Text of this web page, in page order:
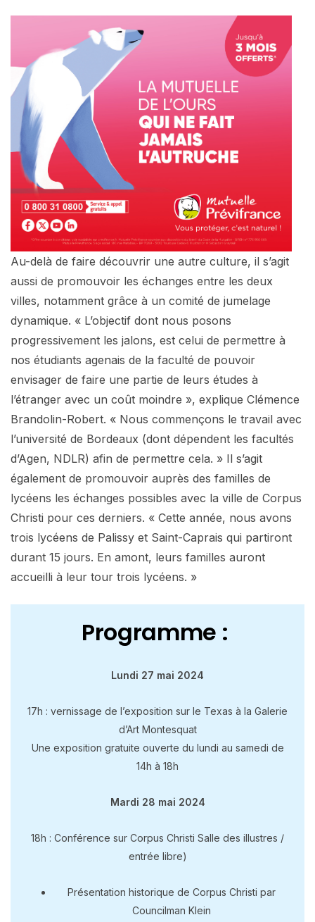
Au-delà de faire découvrir une autre culture, il s’agit
aussi de promouvoir les échanges entre les deux
villes, notamment grâce à un comité de jumelage
dynamique. « L’objectif dont nous posons
progressivement les jalons, est celui de permettre à
nos étudiants agenais de la faculté de pouvoir
envisager de faire une partie de leurs études à
l’étranger avec un coût moindre », explique Clémence
Brandolin-Robert. « Nous commençons le travail avec
l’université de Bordeaux (dont dépendent les facultés
d’Agen, NDLR) afin de permettre cela. » Il s’agit
également de promouvoir auprès des familles de
lycéens les échanges possibles avec la ville de Corpus
Christi pour ces derniers. « Cette année, nous avons
trois lycéens de Palissy et Saint-Caprais qui partiront
durant 15 jours. En amont, leurs familles auront
accueilli à leur tour trois lycéens. »
Programme :
Lundi 27 mai 2024
17h : vernissage de l’exposition sur le Texas à la Galerie
d’Art Montesquat
Une exposition gratuite ouverte du lundi au samedi de
14h à 18h
Mardi 28 mai 2024
18h : Conférence sur Corpus Christi Salle des illustres /
entrée libre)
Présentation historique de Corpus Christi par
Councilman Klein